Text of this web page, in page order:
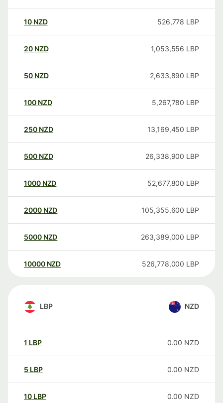
10 NZD 526,778 LBP
20 NZD 1,053,556 LBP
50 NZD 2,633,890 LBP
100 NZD 5,267,780 LBP
250 NZD 13,169,450 LBP
500 NZD 26,338,900 LBP
1000 NZD 52,677,800 LBP
2000 NZD 105,355,600 LBP
5000 NZD 263,389,000 LBP
10000 NZD 526,778,000 LBP
LBP NZD
1 LBP 0.00 NZD
5 LBP 0.00 NZD
10 LBP 0.00 NZD